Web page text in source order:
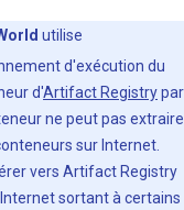
utilise
d'exécution du
d'Artifact Registrypar
ne peut pas extraire
sur Internet.
vers Artifact Registry
sortant à certains